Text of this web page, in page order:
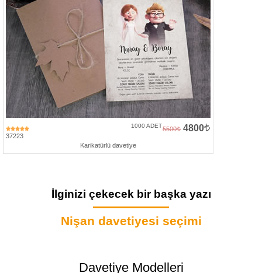
37223
5500 4800
1000 ADET
Karikatürlü davetiye
İlginizi çekecek bir başka yazı
Nişan davetiyesi seçimi
Davetiye Modelleri